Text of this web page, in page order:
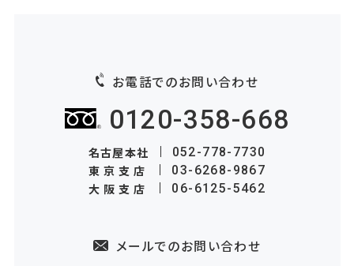
お電話でのお問い合わせ
0120-358-668
名古屋本社 052-778-7730
東京支店 03-6268-9867
大阪支店 06-6125-5462
メールでのお問い合わせ